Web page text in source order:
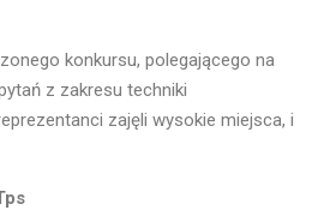
konkursu, polegającego na
z zakresu techniki
zajęli wysokie miejsca, i